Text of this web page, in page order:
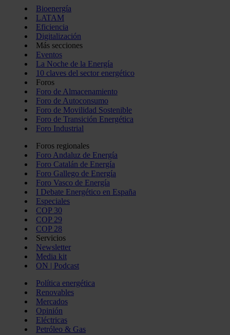
Bioenergía
LATAM
Eficiencia
Digitalización
Más secciones
Eventos
La Noche de la Energía
10 claves del sector energético
Foros
Foro de Almacenamiento
Foro de Autoconsumo
Foro de Movilidad Sostenible
Foro de Transición Energética
Foro Industrial
Foros regionales
Foro Andaluz de Energía
Foro Catalán de Energía
Foro Gallego de Energía
Foro Vasco de Energía
I Debate Energético en España
Especiales
COP 30
COP 29
COP 28
Servicios
Newsletter
Media kit
ON | Podcast
Política energética
Renovables
Mercados
Opinión
Eléctricas
Petróleo & Gas